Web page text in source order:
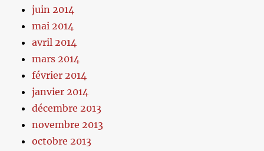
juin 2014
mai 2014
avril 2014
mars 2014
février 2014
janvier 2014
décembre 2013
novembre 2013
octobre 2013